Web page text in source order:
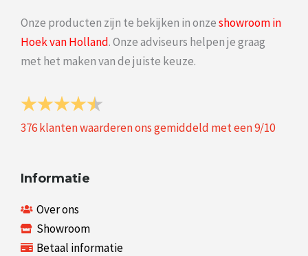
Onze producten zijn te bekijken in onzeshowroom in
Hoek van Holland. Onze adviseurs helpen je graag
met het maken van de juiste keuze.
376klanten waarderen ons gemiddeld met een9/10
Informatie
Over ons
Showroom
Betaal informatie